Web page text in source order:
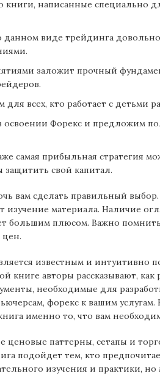
написанные специально
виде трейдинга
заложит прочный
всех, кто работает с детьми
освоении Форекс и предложим
самая прибыльная стратегия
свой капитал.
вам сделать правильный
материала. Наличие
большим плюсом. Важно
известным и интуитивно
авторы рассказывают, как
необходимые для
форекс к вашим
именно то, что вам
паттерны, сетапы и
подойдет тем, кто
изучения и практики,